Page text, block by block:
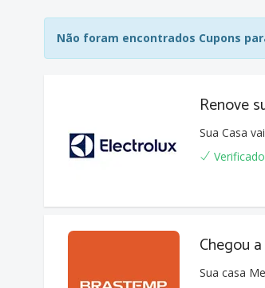
Não foram encontrados Cupons
Renove
Sua Casa
Verificado
Chegou
Sua casa